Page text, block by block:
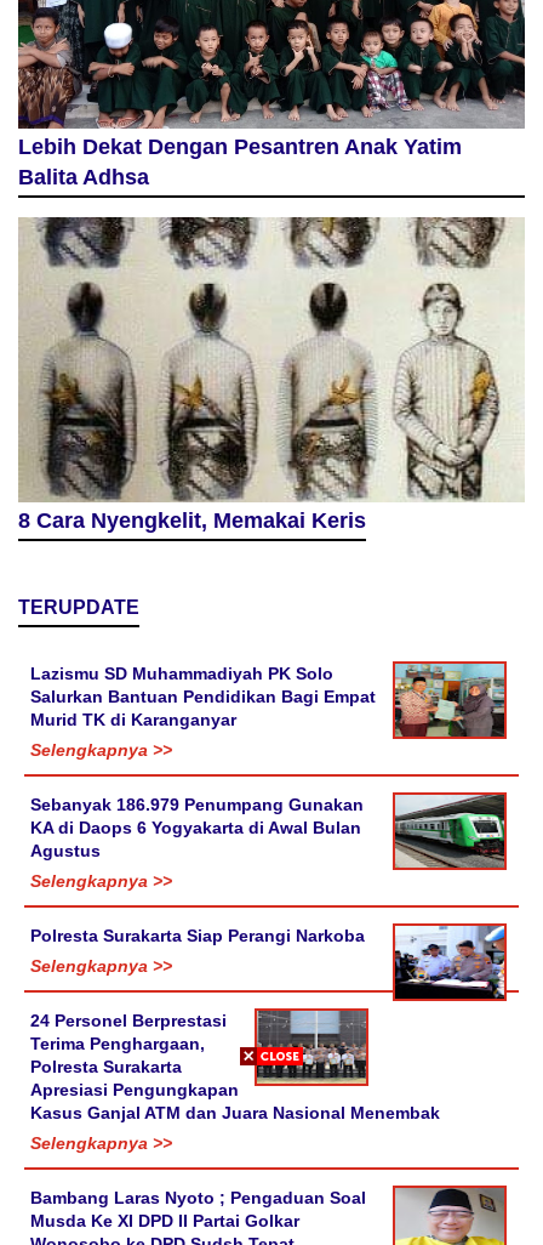
Lebih Dekat Dengan Pesantren Anak Yatim
Balita Adhsa
8 Cara Nyengkelit, Memakai Keris
TERUPDATE
Lazismu SD Muhammadiyah PK Solo
Salurkan Bantuan Pendidikan Bagi Empat
Murid TK di Karanganyar
Selengkapnya >>
Sebanyak 186.979 Penumpang Gunakan
KA di Daops 6 Yogyakarta di Awal Bulan
Agustus
Selengkapnya >>
Polresta Surakarta Siap Perangi Narkoba
Selengkapnya >>
24 Personel Berprestasi
Terima Penghargaan,
Polresta Surakarta
Apresiasi Pengungkapan
Kasus Ganjal ATM dan Juara Nasional Menembak
Selengkapnya >>
Bambang Laras Nyoto ; Pengaduan Soal
Musda Ke XI DPD II Partai Golkar